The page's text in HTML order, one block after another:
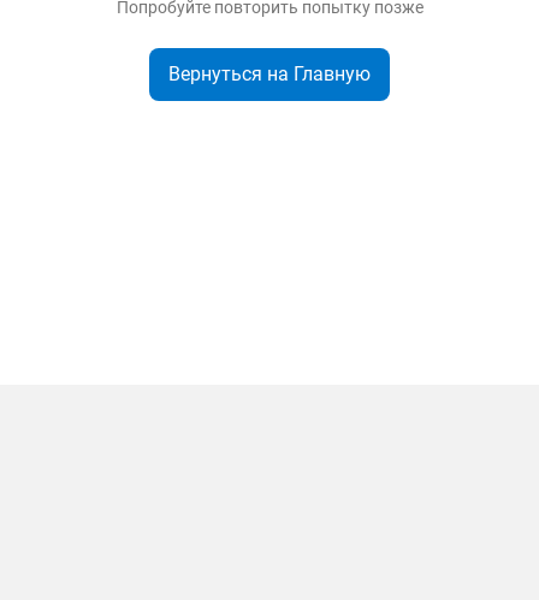
Попробуйте повторить попытку позже
Вернуться на Главную